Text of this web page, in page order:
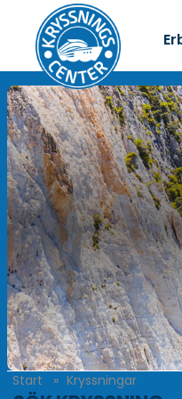
Start Kryssningar